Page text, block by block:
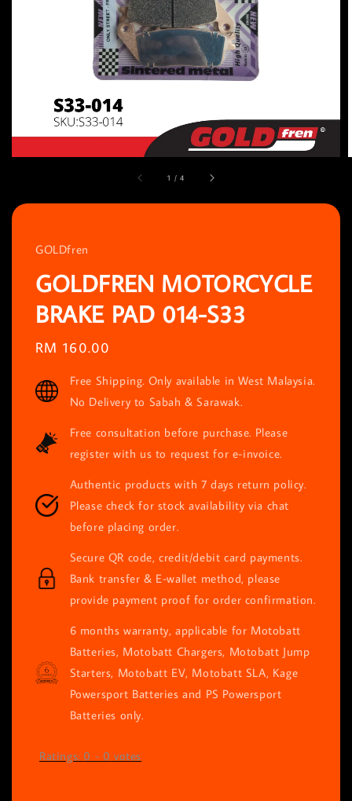
1 /4
GOLDfren
GOLDFREN MOTORCYCLE
BRAKE PAD 014-S33
Regular
RM 160.00
Free Shipping. Only available in West Malaysia.
No Delivery to Sabah & Sarawak.
Free consultation before purchase. Please
register with us to request for e-invoice.
Authentic products with 7 days return policy.
Please check for stock availability via chat
before placing order.
Secure QR code, credit/debit card payments.
Bank transfer & E-wallet method, please
provide payment proof for order confirmation.
6 months warranty, applicable for Motobatt
Batteries, Motobatt Chargers, Motobatt Jump
Starters, Motobatt EV, Motobatt SLA, Kage
Powersport Batteries and PS Powersport
Batteries only.
Ratings: 0 - 0 votes